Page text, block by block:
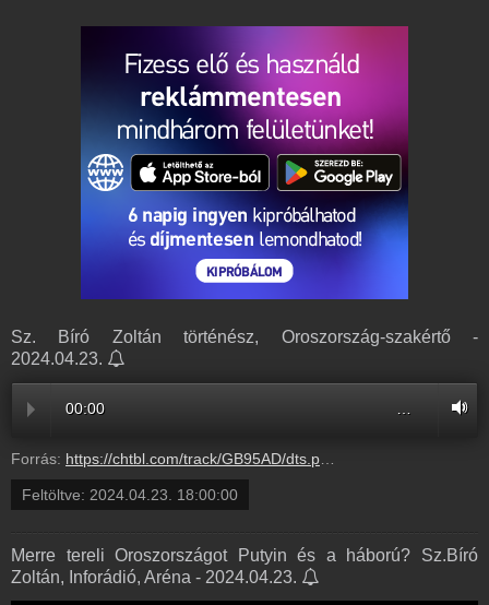
Sz. Bíró Zoltán történész, Oroszország-szakértő -
2024.04.23.
00:00
Forrás: https://chtbl.com/track/GB95AD/dts.podtrac.com/redirect.mp3/infostart.hu/audio/207F5/207F5771.mp3
Feltöltve: 2024.04.23. 18:00:00
Merre tereli Oroszországot Putyin és a háború? Sz.Bíró
Zoltán, Inforádió, Aréna - 2024.04.23.